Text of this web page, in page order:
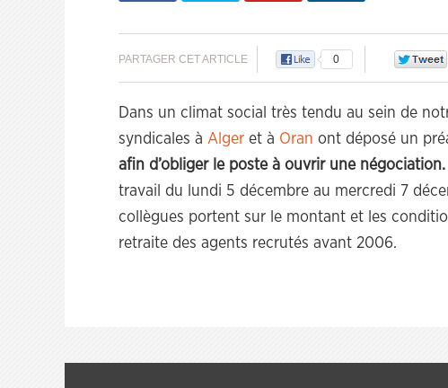
PARTAGER CET ARTICLE 0
Dans un climat social très tendu au sein de
syndicales à Alger et à Oran ont déposé un
afin d’obliger le poste à ouvrir une négociation.
travail du lundi 5 décembre au mercredi 7
collègues portent sur le montant et les
retraite des agents recrutés avant 2006.